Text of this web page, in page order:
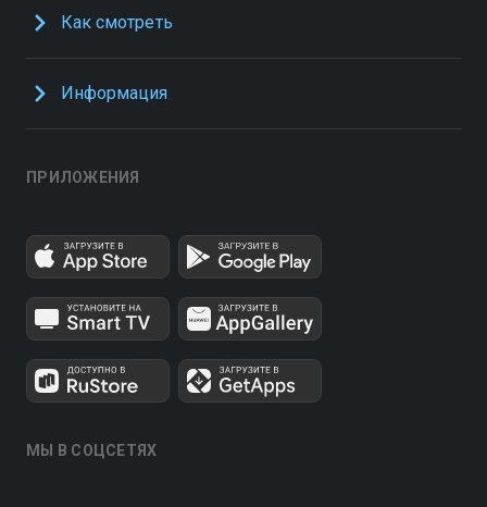
Как смотреть
Информация
ПРИЛОЖЕНИЯ
МЫ В СОЦСЕТЯХ